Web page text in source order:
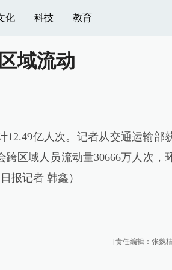
化 科技 教育
域流动
12.49亿人次。记者从交通运输部
跨区域人员流动量30666万人次，
报记者 韩鑫）
[责任编辑：张魏